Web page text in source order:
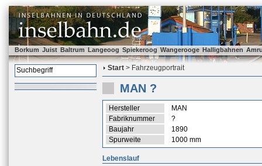
Borkum Juist Baltrum Langeoog Spiekeroog Wangerooge Halligbahnen
Start > Fahrzeugportrait
MAN ?
Hersteller
MAN
Fabriknummer
?
Baujahr
1890
Spurweite
1000 mm
Lebenslauf